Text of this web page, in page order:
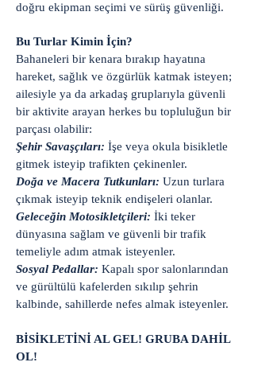
doğru ekipman seçimi ve sürüş güvenliği.
Bu Turlar Kimin İçin?
Bahaneleri bir kenara bırakıp hayatına
hareket, sağlık ve özgürlük katmak isteyen;
ailesiyle ya da arkadaş gruplarıyla güvenli
bir aktivite arayan herkes bu topluluğun bir
parçası olabilir:
Şehir Savaşçıları: İşe veya okula bisikletle
gitmek isteyip trafikten çekinenler.
Doğa ve Macera Tutkunları: Uzun turlara
çıkmak isteyip teknik endişeleri olanlar.
Geleceğin Motosikletçileri: İki teker
dünyasına sağlam ve güvenli bir trafik
temeliyle adım atmak isteyenler.
Sosyal Pedallar: Kapalı spor salonlarından
ve gürültülü kafelerden sıkılıp şehrin
kalbinde, sahillerde nefes almak isteyenler.
BİSİKLETİNİ AL GEL! GRUBA DAHİL
OL!